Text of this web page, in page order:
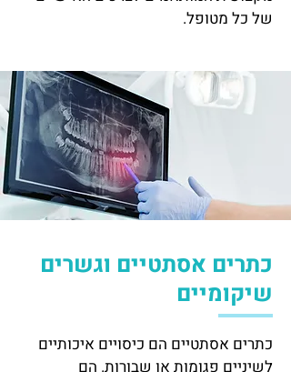
של כל מטופל.
כתרים אסתטיים וגשרים
שיקומיים
כתרים אסתטיים הם כיסויים איכותיים
לשיניים פגומות או שבורות. הם